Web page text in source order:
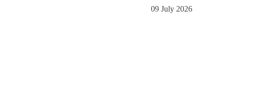
09 July 2026